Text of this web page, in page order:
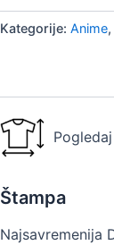
Kategorije: Anime,
Štampa
Najsavremenija